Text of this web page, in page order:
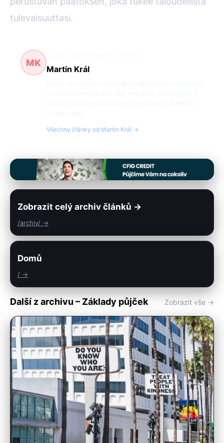
tulevaisuuttasi.
MK
Martin Král
Všechny články od Martin Král →
Zobrazit celý archiv článků →
/archiv/ →
Domů
/ →
Další z archivu – Základy půjček Zobrazit vše →